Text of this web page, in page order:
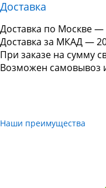
Доставка
Доставка по Москве —
Доставка за МКАД —
При заказе на сумму
Возможен самовывоз
Наши преимущества